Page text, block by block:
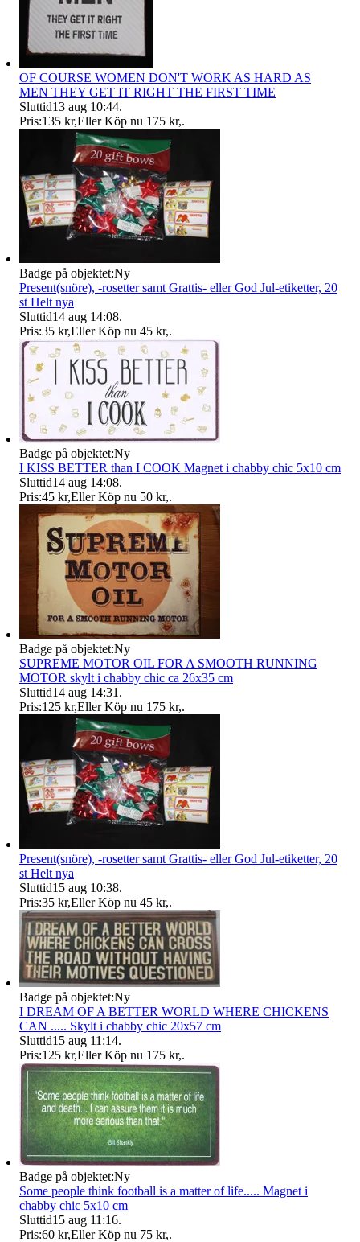
OF COURSE WOMEN DON'T WORK AS HARD AS
MEN THEY GET IT RIGHT THE FIRST TIME
Sluttid13 aug 10:44.
Pris:135 kr,Eller Köp nu 175 kr,.
Badge på objektet:Ny
Present(snöre), -rosetter samt Grattis- eller God Jul-etiketter, 20
st Helt nya
Sluttid14 aug 14:08.
Pris:35 kr,Eller Köp nu 45 kr,.
Badge på objektet:Ny
I KISS BETTER than I COOK Magnet i chabby chic 5x10 cm
Sluttid14 aug 14:08.
Pris:45 kr,Eller Köp nu 50 kr,.
Badge på objektet:Ny
SUPREME MOTOR OIL FOR A SMOOTH RUNNING
MOTOR skylt i chabby chic ca 26x35 cm
Sluttid14 aug 14:31 .
Pris:125 kr,Eller Köp nu 175 kr,.
Present(snöre), -rosetter samt Grattis- eller God Jul-etiketter, 20
st Helt nya
Sluttid15 aug 10:38.
Pris:35 kr,Eller Köp nu 45 kr,.
Badge på objektet:Ny
I DREAM OF A BETTER WORLD WHERE CHICKENS
CAN ..... Skylt i chabby chic 20x57 cm
Sluttid15 aug 11:14.
Pris:125 kr,Eller Köp nu 175 kr,.
Badge på objektet:Ny
Some people think football is a matter of life..... Magnet i
chabby chic 5x10 cm
Sluttid15 aug 11:16.
Pris:60 kr,Eller Köp nu 75 kr,.